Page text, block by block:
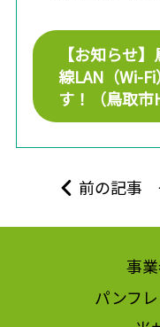
【お知らせ
線LAN（Wi-
す！（鳥取市
前の記事
事
パンフ